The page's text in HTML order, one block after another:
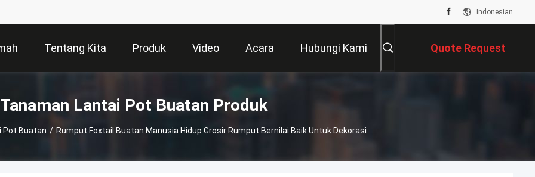
Indonesian
Tentang Kita Produk Video Acara Hubungi Kami Quote Request
Tanaman Lantai Pot Buatan Produk
Pot Buatan / Rumput Foxtail Buatan Manusia Hidup Grosir Rumput Bernilai Baik Untuk Dekorasi